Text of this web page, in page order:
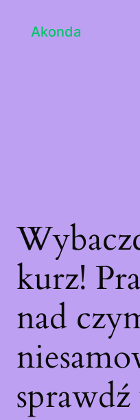
Akonda
kurz!
nad